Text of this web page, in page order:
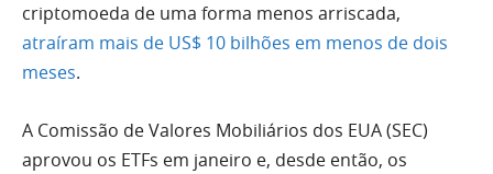
criptomoeda de uma forma menos arriscada,
atraíram mais de US$ 10 bilhões em menos de dois
meses.
A Comissão de Valores Mobiliários dos EUA (SEC)
aprovou os ETFs em janeiro e, desde então, os